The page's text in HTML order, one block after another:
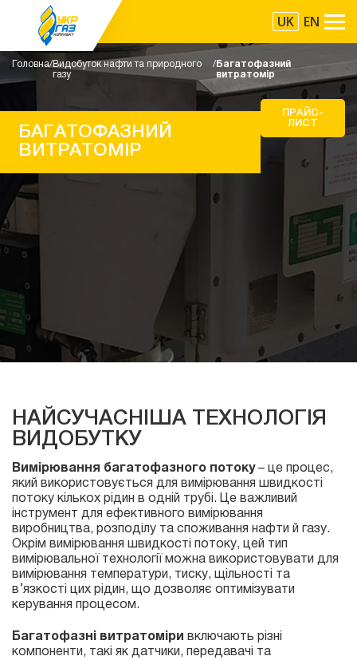
UK EN
Головна Видобуток нафти та природного
газу
Багатофазний
витратомір
БАГАТОФАЗНИЙ
ВИТРАТОМІР
ПРАЙС-
ЛИСТ
НАЙСУЧАСНІША ТЕХНОЛОГІЯ
ВИДОБУТКУ
Вимірювання багатофазного потоку– це процес,
який використовується для вимірювання швидкості
потоку кількох рідин в одній трубі. Це важливий
інструмент для ефективного вимірювання
виробництва, розподілу та споживання нафти й газу.
Окрім вимірювання швидкості потоку, цей тип
вимірювальної технології можна використовувати для
вимірювання температури, тиску, щільності та
в’язкості цих рідин, що дозволяє оптимізувати
керування процесом.
Багатофазні витратоміри
включають різні
компоненти, такі як датчики, передавачі та